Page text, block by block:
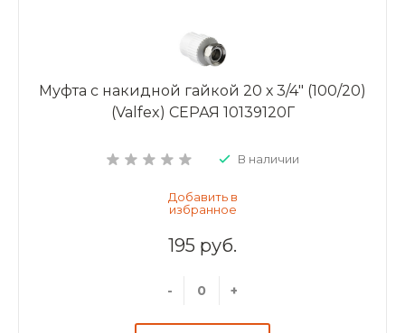
Муфта с накидной гайкой 20 х 3/4" (100/20)
(Valfex) СЕРАЯ 10139120Г
В наличии
195 руб.
- +